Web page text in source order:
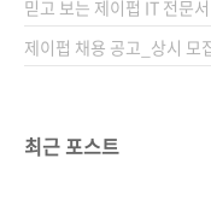
믿고 보는 제이펍 IT 전문
제이펍 채용 공고_상시 모
최근 포스트